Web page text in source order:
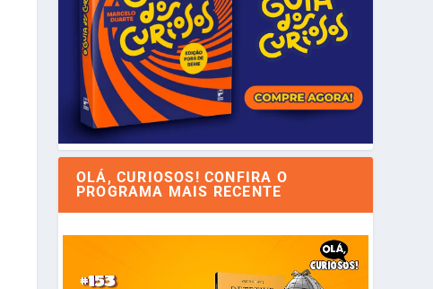
OLÁ, CURIOSOS! CONFIRA O
PROGRAMA MAIS RECENTE